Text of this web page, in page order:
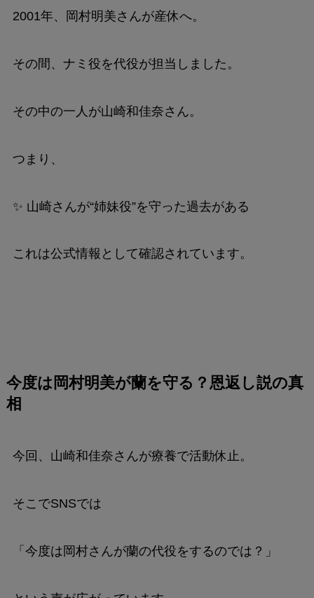
2001年、岡村明美さんが産休へ。
その間、ナミ役を代役が担当しました。
その中の一人が山崎和佳奈さん。
つまり、
✨ 山崎さんが“姉妹役”を守った過去がある
これは公式情報として確認されています。
今度は岡村明美が蘭を守る？恩返し説の真
相
今回、山崎和佳奈さんが療養で活動休止。
そこでSNSでは
「今度は岡村さんが蘭の代役をするのでは？」